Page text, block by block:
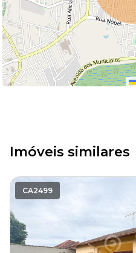
Imóveis similares
CA2499